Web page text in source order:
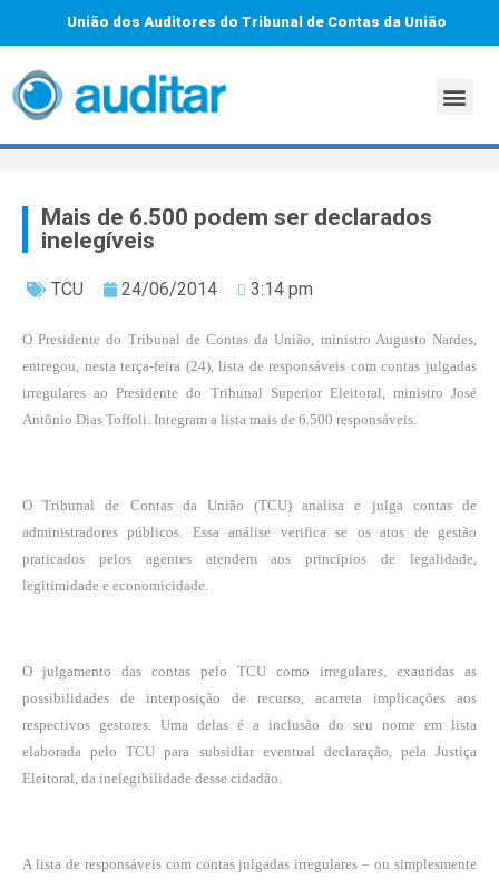
União dos Auditores do Tribunal de Contas da União
Mais de 6.500 podem ser declarados
inelegíveis
TCU 24/06/2014 3:14 pm
O Presidente do Tribunal de Contas da União, ministro Augusto Nardes,
entregou, nesta terça-feira (24), lista de responsáveis com contas julgadas
irregulares ao Presidente do Tribunal Superior Eleitoral, ministro José
Antônio Dias Toffoli. Integram a lista mais de 6.500 responsáveis.
O Tribunal de Contas da União (TCU) analisa e julga contas de
administradores públicos. Essa análise verifica se os atos de gestão
praticados pelos agentes atendem aos princípios de legalidade,
legitimidade e economicidade.
O julgamento das contas pelo TCU como irregulares, exauridas as
possibilidades de interposição de recurso, acarreta implicações aos
respectivos gestores. Uma delas é a inclusão do seu nome em lista
elaborada pelo TCU para subsidiar eventual declaração, pela Justiça
Eleitoral, da inelegibilidade desse cidadão.
A lista de responsáveis com contas julgadas irregulares – ou simplesmente